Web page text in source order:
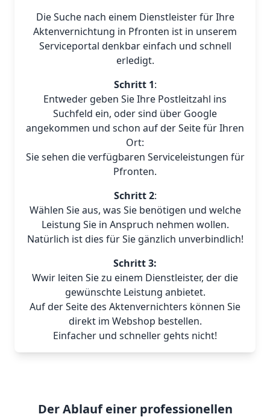
Die Suche nach einem Dienstleister für Ihre
Aktenvernichtung in Pfronten ist in unserem
Serviceportal denkbar einfach und schnell
erledigt.
Schritt 1:
Entweder geben Sie Ihre Postleitzahl ins
Suchfeld ein, oder sind über Google
angekommen und schon auf der Seite für Ihren
Ort:
Sie sehen die verfügbaren Serviceleistungen für
Pfronten.
Schritt 2:
Wählen Sie aus, was Sie benötigen und welche
Leistung Sie in Anspruch nehmen wollen.
Natürlich ist dies für Sie gänzlich unverbindlich!
Schritt 3:
Wwir leiten Sie zu einem Dienstleister, der die
gewünschte Leistung anbietet.
Auf der Seite des Aktenvernichters können Sie
direkt im Webshop bestellen.
Einfacher und schneller gehts nicht!
Der Ablauf einer professionellen